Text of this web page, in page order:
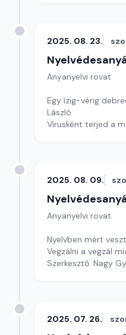
2025. 08. 23.
Anyanyelvi rovat
Egy ízig-vérig
László
Vírusként terjed a
2025. 08. 09.
Anyanyelvi rovat
Nyelvben mért
Vegzálni a vegzál
Szerkesztő: Nagy
2025. 07. 26.